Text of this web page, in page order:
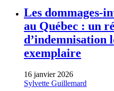
Les dommages-
au Québec : un
d’indemnisation
exemplaire
16 janvier 2026
Sylvette Guillemard